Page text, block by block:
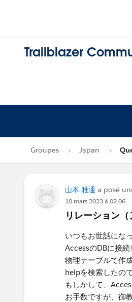
Trailblazer
Groupes Japan
山本 雅通 a posé
10 mars 2023 à 02:06
リレーション
いつもお世話にな
AccessのDBに接
物理テーブルで作
helpを検索したの
もしかして、
お手数ですが、御